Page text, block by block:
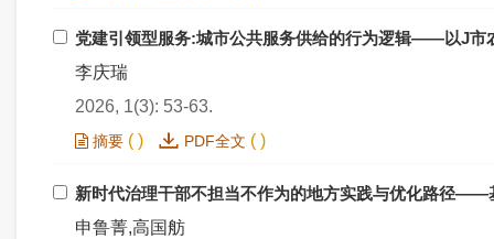
党建引领型服务:城市公共服务供给的行为逻辑——以J市
李庆瑞
2026, 1(3): 53-63.
摘要 ( ) PDF全文 ( )
新时代治理干部不担当不作为的地方实践与优化路径
申鲁菁,高国舫